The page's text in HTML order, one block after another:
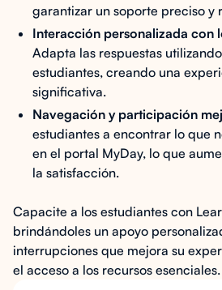
garantizar un soporte preciso y
Interacción personalizada con
Adapta las respuestas
estudiantes, creando una
significativa.
Navegación y participación
estudiantes a encontrar lo que
en el portal MyDay, lo que
la satisfacción.
Capacite a los estudiantes con
brindándoles un apoyo
interrupciones que mejora su
el acceso a los recursos esenciales.